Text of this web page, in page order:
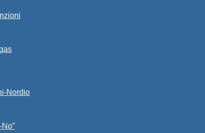
Nordio